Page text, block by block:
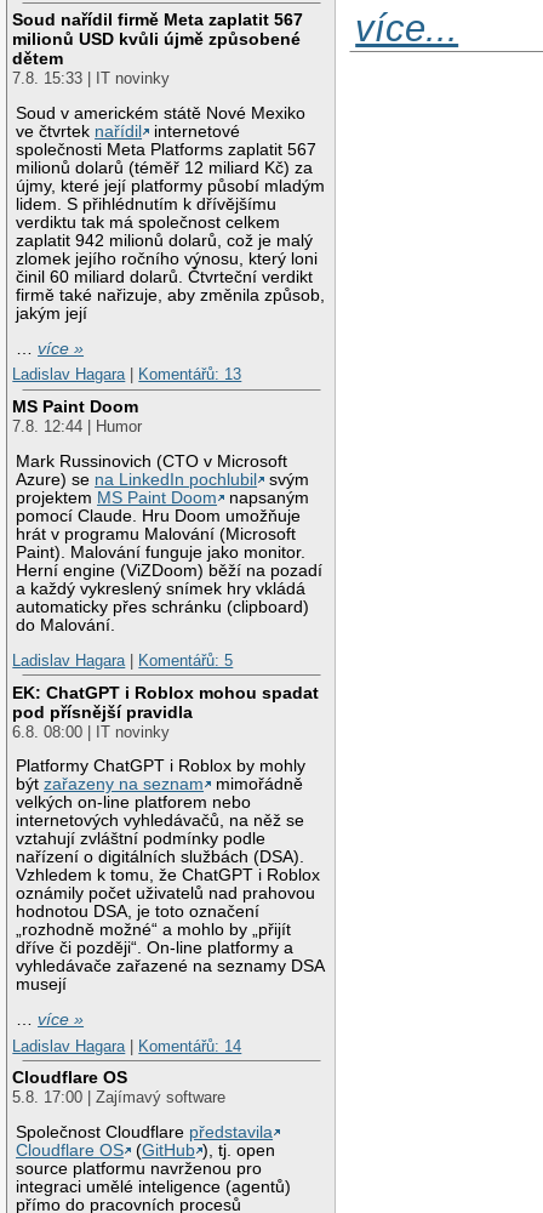
Soud nařídil firmě Meta zaplatit 567
milionů USD kvůli újmě způsobené
dětem
7.8. 15:33 | IT novinky
Soud v americkém státě Nové Mexiko
ve čtvrtek nařídil
internetové
společnosti Meta Platforms zaplatit 567
milionů dolarů (téměř 12 miliard Kč) za
újmy, které její platformy působí mladým
lidem. S přihlédnutím k dřívějšímu
verdiktu tak má společnost celkem
zaplatit 942 milionů dolarů, což je malý
zlomek jejího ročního výnosu, který loni
činil 60 miliard dolarů. Čtvrteční verdikt
firmě také nařizuje, aby změnila způsob,
jakým její
…více »
Ladislav Hagara| Komentářů: 13
MS Paint Doom
7.8. 12:44 | Humor
Mark Russinovich (CTO v Microsoft
Azure) se na LinkedIn pochlubil
svým
projektem MS Paint Doom
napsaným
pomocí Claude. Hru Doom umožňuje
hrát v programu Malování (Microsoft
Paint). Malování funguje jako monitor.
Herní engine (ViZDoom) běží na pozadí
a každý vykreslený snímek hry vkládá
automaticky přes schránku (clipboard)
do Malování.
Ladislav Hagara| Komentářů: 5
EK: ChatGPT i Roblox mohou spadat
pod přísnější pravidla
6.8. 08:00 | IT novinky
Platformy ChatGPT i Roblox by mohly
býtzařazeny na seznam
mimořádně
velkých on-line platforem nebo
internetových vyhledávačů, na něž se
vztahují zvláštní podmínky podle
nařízení o digitálních službách (DSA).
Vzhledem k tomu, že ChatGPT i Roblox
oznámily počet uživatelů nad prahovou
hodnotou DSA, je toto označení
„rozhodně možné“ a mohlo by „přijít
dříve či později“. On-line platformy a
vyhledávače zařazené na seznamy DSA
musejí
…více »
Ladislav Hagara | Komentářů: 14
Cloudflare OS
5.8. 17:00 | Zajímavý software
Společnost Cloudflare představila
Cloudflare OS
(GitHub ), tj. open
source platformu navrženou pro
integraci umělé inteligence (agentů)
přímo do pracovních procesů
více...